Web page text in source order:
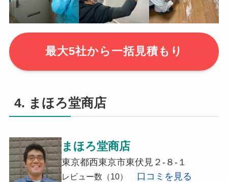
最大5社から一括見積もり
4. まほろ堂商店
まほろ堂商店
東京都西東京市東伏見２-８-１
レビュー数（10） 口コミを見る